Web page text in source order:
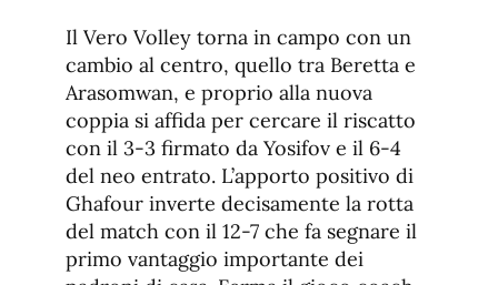
Il Vero Volley torna in campo con un
cambio al centro, quello tra Beretta e
Arasomwan, e proprio alla nuova
coppia si affida per cercare il riscatto
con il 3-3 firmato da Yosifov e il 6-4
del neo entrato. L’apporto positivo di
Ghafour inverte decisamente la rotta
del match con il 12-7 che fa segnare il
primo vantaggio importante dei